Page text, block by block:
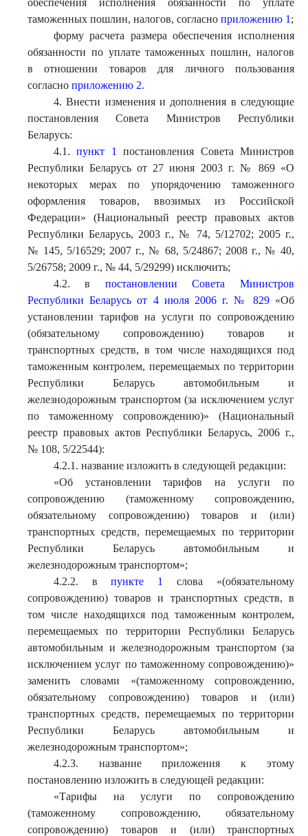
обеспечения исполнения обязанности по уплате
таможенных пошлин, налогов, согласно приложению 1 ;
форму расчета размера обеспечения исполнения
обязанности по уплате таможенных пошлин, налогов
в отношении товаров для личного пользования
согласно приложению 2.
4. Внести изменения и дополнения в следующие
постановления Совета Министров Республики
Беларусь:
4.1.пункт 1
постановления Совета Министров
Республики Беларусь от 27 июня 2003 г. № 869 «О
некоторых мерах по упорядочению таможенного
оформления товаров, ввозимых из Российской
Федерации» (Национальный реестр правовых актов
Республики Беларусь, 2003 г., № 74, 5/12702; 2005 г.,
№ 145, 5/16529; 2007 г., № 68, 5/24867; 2008 г., № 40,
5/26758; 2009 г., № 44, 5/29299) исключить;
4.2. в постановлении Совета Министров
Республики Беларусь от 4 июля 2006 г. № 829«Об
установлении тарифов на услуги по сопровождению
(обязательному сопровождению) товаров и
транспортных средств, в том числе находящихся под
таможенным контролем, перемещаемых по территории
Республики Беларусь автомобильным и
железнодорожным транспортом (за исключением услуг
по таможенному сопровождению)» (Национальный
реестр правовых актов Республики Беларусь, 2006 г.,
№ 108, 5/22544):
4.2.1. название изложить в следующей редакции:
«Об установлении тарифов на услуги по
сопровождению (таможенному сопровождению,
обязательному сопровождению) товаров и (или)
транспортных средств, перемещаемых по территории
Республики Беларусь автомобильным и
железнодорожным транспортом»;
4.2.2. впункте 1
слова «(обязательному
сопровождению) товаров и транспортных средств, в
том числе находящихся под таможенным контролем,
перемещаемых по территории Республики Беларусь
автомобильным и железнодорожным транспортом (за
исключением услуг по таможенному сопровождению)»
заменить словами «(таможенному сопровождению,
обязательному сопровождению) товаров и (или)
транспортных средств, перемещаемых по территории
Республики Беларусь автомобильным и
железнодорожным транспортом»;
4.2.3. название приложения к этому
постановлению изложить в следующей редакции:
«Тарифы на услуги по сопровождению
(таможенному сопровождению, обязательному
сопровождению) товаров и (или) транспортных